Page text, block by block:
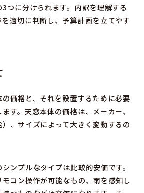
3つに分けられます。内訳を理解する
適切に判断し、予算計画を立てやす
価格と、それを設置するために必要
す。天窓本体の価格は、メーカー、
、サイズによって大きく変動するの
ンプルなタイプは比較的安価です。
コン操作が可能なもの、雨を感知し